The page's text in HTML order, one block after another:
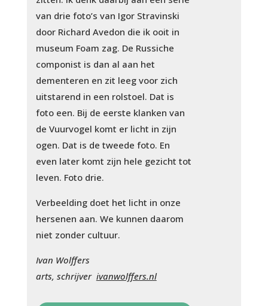
van drie foto’s van Igor Stravinski
door Richard Avedon die ik ooit in
museum Foam zag. De Russiche
componist is dan al aan het
dementeren en zit leeg voor zich
uitstarend in een rolstoel. Dat is
foto een. Bij de eerste klanken van
de Vuurvogel komt er licht in zijn
ogen. Dat is de tweede foto. En
even later komt zijn hele gezicht tot
leven. Foto drie.
Verbeelding doet het licht in onze
hersenen aan. We kunnen daarom
niet zonder cultuur.
Ivan Wolffers
arts, schrijver ivanwolffers.nl